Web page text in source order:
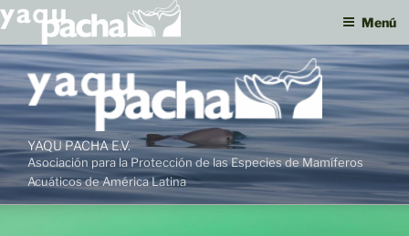
Ir
al
contenido
YAQU PACHA E.V.
Asociación para la Protección de las Especies de Mamíferos
Acuáticos de América Latina
Menú